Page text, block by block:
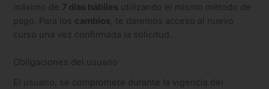
máximo de 7 días hábiles utilizando el mismo método de
pago. Para los cambios , te daremos acceso al nuevo
curso una vez confirmada la solicitud.
Obligaciones del usuario
El usuario, se compromete durante la vigencia del